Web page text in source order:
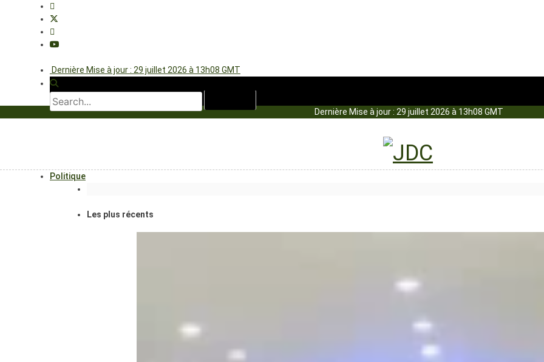
Dernière Mise à jour : 29 juillet 2026 à 13h08 GMT
Dernière Mise à jour : 29 juillet 2026 à 13h08 GMT
Politique
Les plus récents